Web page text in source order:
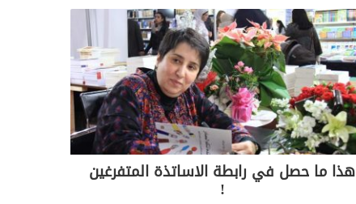
هذا ما حصل في رابطة الاساتذة المتفرغين
!